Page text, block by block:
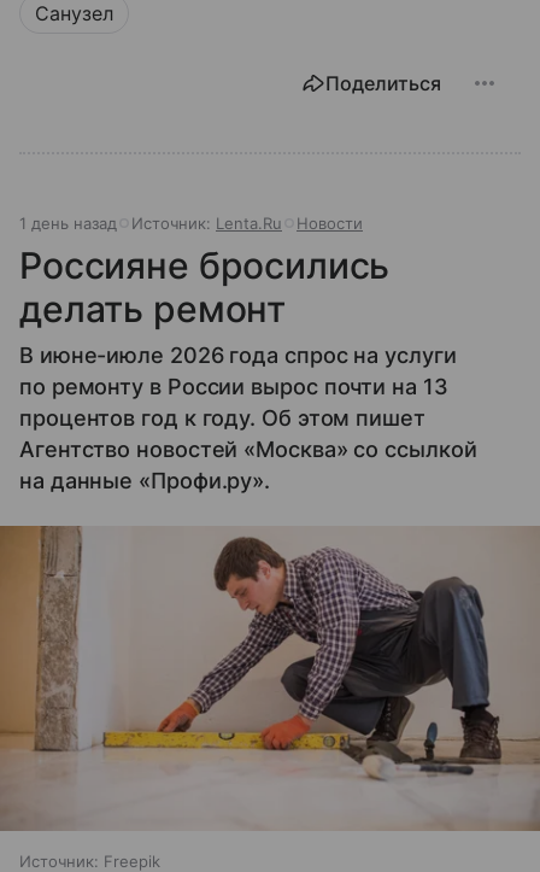
Санузел
Поделиться
1 день назад Источник: Lenta.Ru Новости
Россияне бросились
делать ремонт
В июне-июле 2026 года спрос на услуги
по ремонту в России вырос почти на 13
процентов год к году. Об этом пишет
Агентство новостей «Москва» со ссылкой
на данные «Профи.ру».
Источник: Freepik